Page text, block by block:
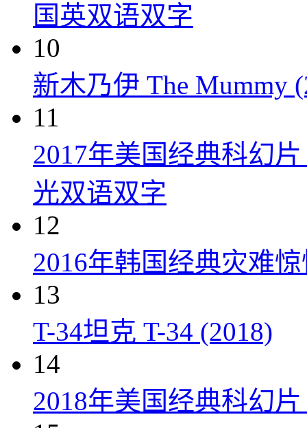
国英双语双字
10
新木乃伊 The Mummy
11
2017年美国经典科幻
光双语双字
12
2016年韩国经典灾难
13
T-34坦克 T-34 (2018)
14
2018年美国经典科幻